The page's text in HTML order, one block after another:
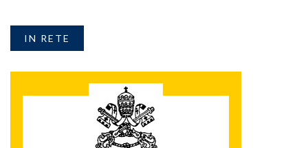
IN RETE